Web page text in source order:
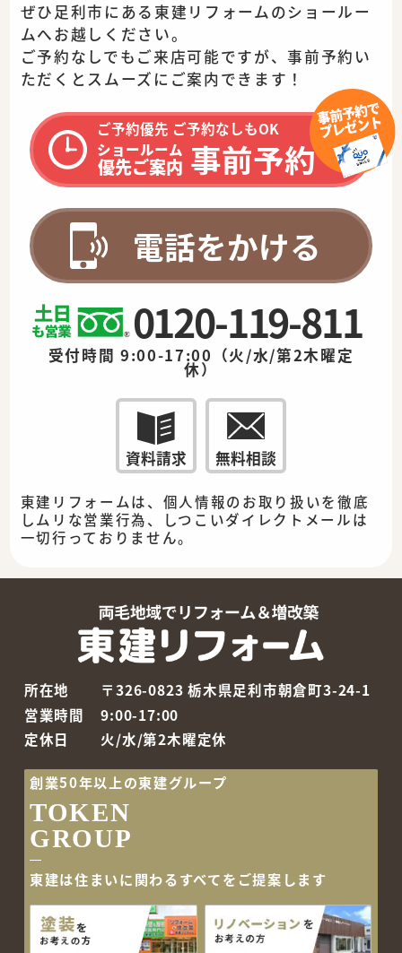
ぜひ足利市にある東建リフォームのショールー
ムへお越しください。
ご予約なしでもご来店可能ですが、事前予約い
ただくとスムーズに ご案内できます！
ご予約優先 ご予約なしもOK
ショールーム
優先ご案内 事前予約
電話をかける
0120-119-811
受付時間 9:00-17:00（火/水/第2木曜定
休）
資料請求 無料相談
東建リフォームは、個人情報のお取り扱いを徹底
しムリな営業行為、しつこいダイレクトメールは
一切行っておりません。
所在地
〒326-0823 栃木県足利市朝倉町3-24-1
営業時間
9:00-17:00
定休日
火/水/第2木曜定休
創業50年以上の東建グループ
TOKEN
GROUP
東建は住まいに関わるすべてをご提案します